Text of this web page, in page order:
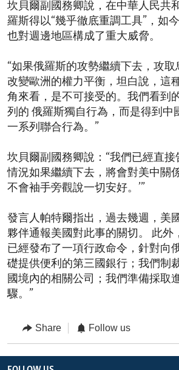
坎貝爾副國務卿說，在中華人民共
羅斯得以“幾乎徹底重調工具”，如
也對週邊地區構成了重大威脅。
“如果俄羅斯的攻勢繼續下去，攻
改變歐洲的權力平衡，坦白說，這
角來看，是不可接受的。我們看到
列的 俄羅斯獨自行為，而是得到中
一系列聯合行為。”
坎貝爾副國務卿說：“我們已經直接
情況如果繼續下去，將會對美中關
不會袖手旁觀說一切安好。’”
發言人帕特爾指出，過去幾週，美
夥伴通報美國對此事的關切。 此外
已經發布了一項行政命令，針對向
礎提供便利的第三國銀行；我們制
國境內的相關公司；我們準備採取
驟。”
Share Follow us